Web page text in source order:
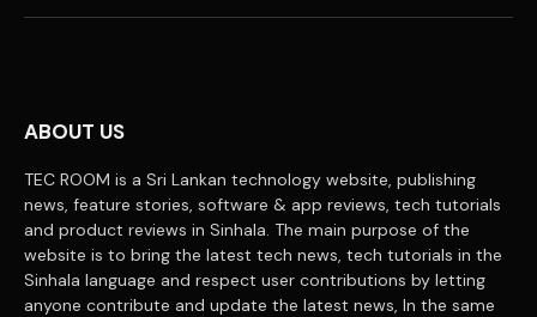
(Twitter)
ABOUT US
TEC ROOM is a Sri Lankan technology website, publishing
news, feature stories, software & app reviews, tech tutorials
and product reviews in Sinhala. The main purpose of the
website is to bring the latest tech news, tech tutorials in the
Sinhala language and respect user contributions by letting
anyone contribute and update the latest news, In the same